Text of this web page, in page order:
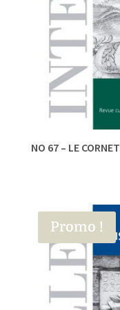
NO 67 – LE CORNET
Promo !